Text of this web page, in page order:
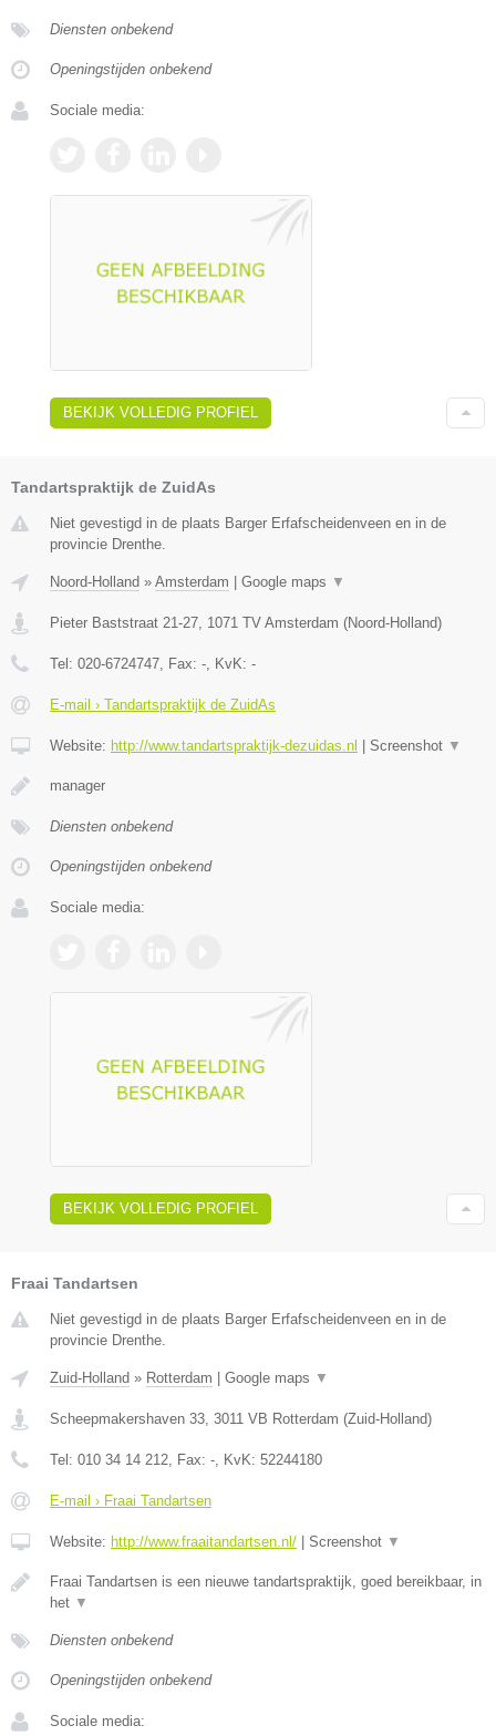
Diensten onbekend
Openingstijden onbekend
Sociale media:
BEKIJK VOLLEDIG PROFIEL
Tandartspraktijk de ZuidAs
Niet gevestigd in de plaats Barger Erfafscheidenveen en in de
provincie Drenthe.
Noord-Holland » Amsterdam Google maps ▼
Pieter Baststraat 21-27 1071 TV Amsterdam (Noord-Holland)
Tel: 020-6724747 , Fax: - , KvK: -
E-mail › Tandartspraktijk de ZuidAs
Website: http://www.tandartspraktijk-dezuidas.nl Screenshot ▼
manager
Diensten onbekend
Openingstijden onbekend
Sociale media:
BEKIJK VOLLEDIG PROFIEL
Fraai Tandartsen
Niet gevestigd in de plaats Barger Erfafscheidenveen en in de
provincie Drenthe.
Zuid-Holland » Rotterdam Google maps ▼
Scheepmakershaven 33, 3011 VB Rotterdam (Zuid-Holland)
Tel: 010 34 14 212, Fax: -, KvK: 52244180
E-mail › Fraai Tandartsen
Website: http://www.fraaitandartsen.nl/ Screenshot ▼
Fraai Tandartsen is een nieuwe tandartspraktijk, goed bereikbaar, in
het ▼
Diensten onbekend
Openingstijden onbekend
Sociale media: